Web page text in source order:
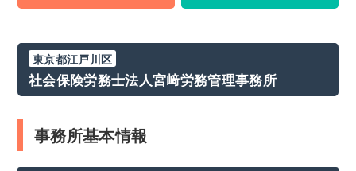
東京都江戸川区
社会保険労務士法人宮﨑労務管理事務所
事務所基本情報